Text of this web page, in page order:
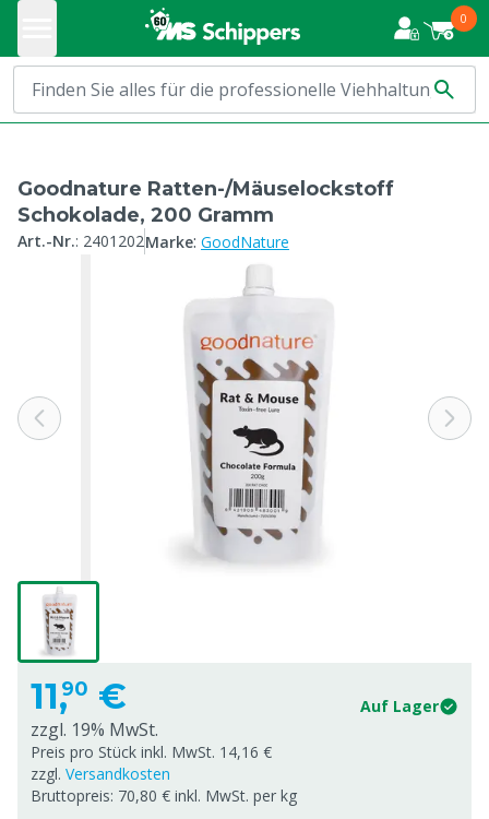
0
Goodnature Ratten-/Mäuselockstoff
Schokolade, 200 Gramm
Art.-Nr.: 2401202Marke: GoodNature
11,90 € Auf Lager
zzgl. 19% MwSt.
Preis pro Stück inkl. MwSt. 14,16 €
zzgl. Versandkosten
Bruttopreis: 70,80 € inkl. MwSt. per kg